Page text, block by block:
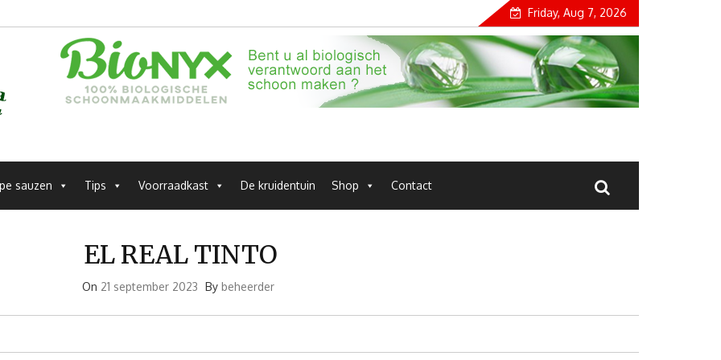
Friday, Aug 7, 2026
sauzen Tips Voorraadkast De kruidentuin Shop Contact
EL REAL TINTO
On 21 september 2023 By beheerder